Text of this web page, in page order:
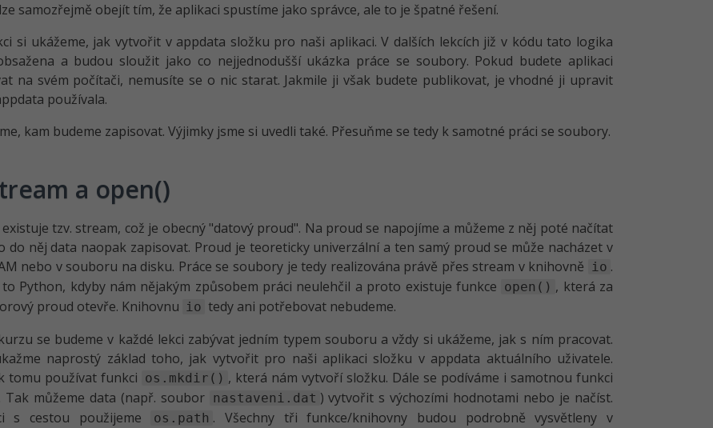
samozřejmě obejít tím, že aplikaci spustíme jako správce, ale to je špatné řešení.
si ukážeme, jak vytvořit v appdata složku pro naši aplikaci. V dalších lekcích již v kódu tato logika
a budou sloužit jako co nejjednodušší ukázka práce se soubory. Pokud budete aplikaci
na svém počítači, nemusíte se o nic starat. Jakmile ji však budete publikovat, je vhodné ji upravit
používala.
kam budeme zapisovat. Výjimky jsme si uvedli také. Přesuňme se tedy k samotné práci se soubory.
a open()
tzv. stream, což je obecný "datový proud". Na proud se napojíme a můžeme z něj poté načítat
do něj data naopak zapisovat. Proud je teoreticky univerzální a ten samý proud se může nacházet v
nebo v souboru na disku. Práce se soubory je tedy realizována právě přes stream v knihovně io .
Python, kdyby nám nějakým způsobem práci neulehčil a proto existuje funkce open() , která za
proud otevře. Knihovnu io tedy ani potřebovat nebudeme.
se budeme v každé lekci zabývat jedním typem souboru a vždy si ukážeme, jak s ním pracovat.
naprostý základ toho, jak vytvořit pro naši aplikaci složku v appdata aktuálního uživatele.
tomu používat funkci os.mkdir() , která nám vytvoří složku. Dále se podíváme i samotnou funkci
. Tak můžeme data (např. soubor nastaveni.dat ) vytvořit s výchozími hodnotami nebo je načíst.
s cestou použijeme
os.path . Všechny tři funkce/knihovny budou podrobně vysvětleny v